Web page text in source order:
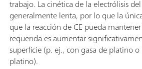
trabajo. La cinética de la electrólisis
generalmente lenta, por lo que la
que la reacción de CE pueda
requerida es aumentar
superficie (p. ej., con gasa de platino
platino).